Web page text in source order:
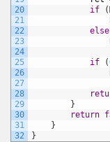
20
21
22
23
24
25
26
27
28
29
30
31
32
if
(
else
if (
}
return
}
}